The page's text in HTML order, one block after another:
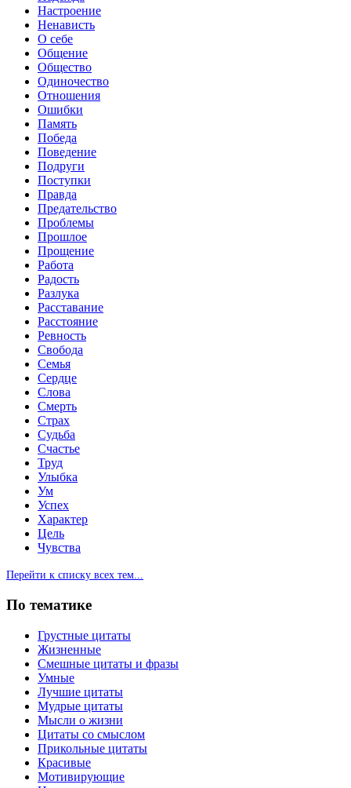
Настроение
Ненависть
О себе
Общение
Общество
Одиночество
Отношения
Ошибки
Память
Победа
Поведение
Подруги
Поступки
Правда
Предательство
Проблемы
Прошлое
Прощение
Работа
Радость
Разлука
Расставание
Расстояние
Ревность
Свобода
Семья
Сердце
Слова
Смерть
Страх
Судьба
Счастье
Труд
Улыбка
Ум
Успех
Характер
Цель
Чувства
Перейти к списку всех тем...
По тематике
Грустные цитаты
Жизненные
Смешные цитаты и фразы
Умные
Лучшие цитаты
Мудрые цитаты
Мысли о жизни
Цитаты со смыслом
Прикольные цитаты
Красивые
Мотивирующие